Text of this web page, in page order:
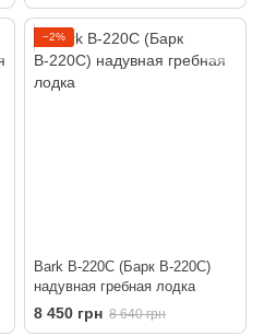
−2%
Bark B-220C (Барк В-220С)
надувная гребная лодка
8 450 грн 8 640 грн